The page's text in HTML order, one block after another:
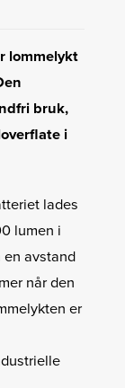
lommelykt
bruk,
i
lades
lumen i
en avstand
når den
er